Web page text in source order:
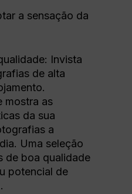
a sensação da
Invista
de alta
mostra as
da sua
a
Uma seleção
de boa qualidade
potencial de